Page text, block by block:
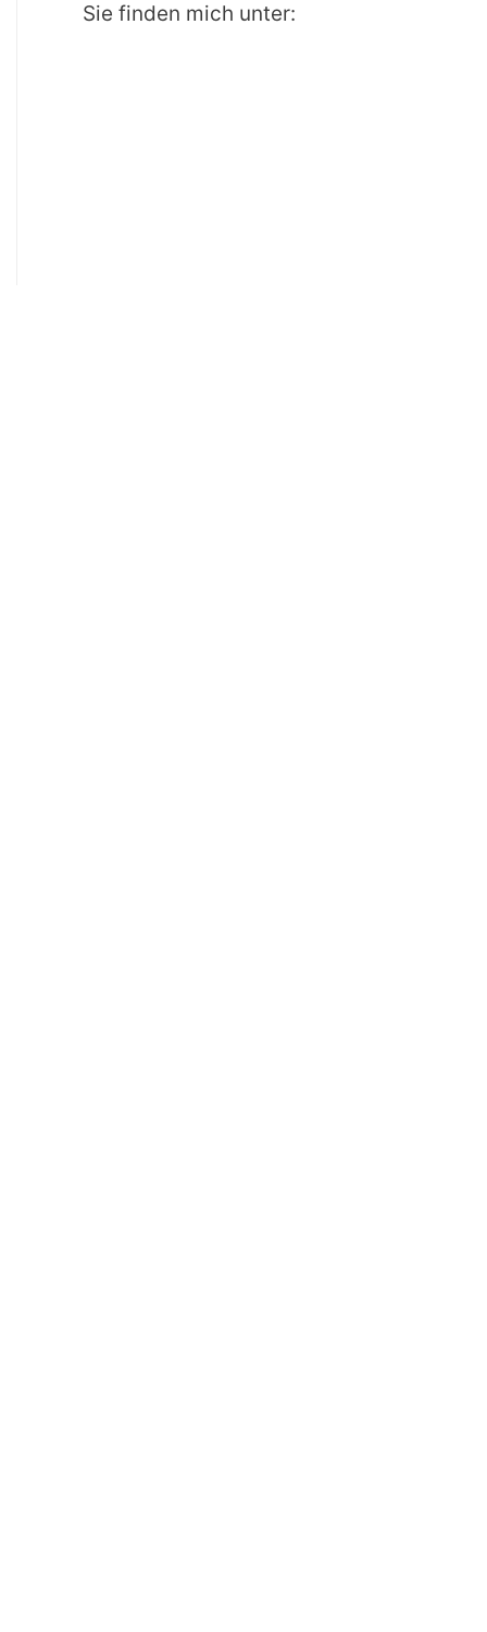
Sie finden mich unter: